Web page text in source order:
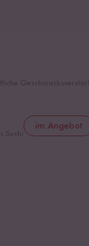
im Angebot